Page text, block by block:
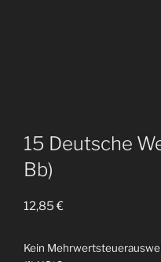
15 Deutsche
Bb)
12,85€
Kein